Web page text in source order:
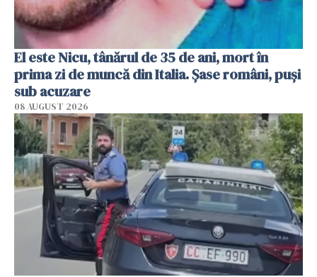
El este Nicu, tânărul de 35 de ani, mort în
prima zi de muncă din Italia. Șase români, puși
sub acuzare
08 AUGUST 2026